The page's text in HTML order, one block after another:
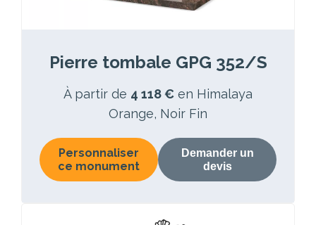
Pierre tombale GPG 352/S
À partir de 4 118 € en Himalaya
Orange, Noir Fin
Personnaliser
ce monument
Demander un
devis